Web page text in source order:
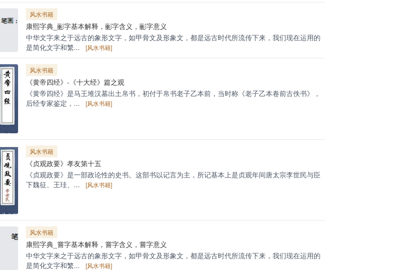
风水书籍
康熙字典_彨字基本解释，彨字含义，彨字意义
中华文字来之于远古的象形文字，如甲骨文及形象文，都是远古时代所流传下来，我们现在运用的
是简化文字和繁...
[风水书籍]
风水书籍
《黄帝四经》-《十大经》篇之观
《黄帝四经》是马王堆汉墓出土帛书，初付于帛书老子乙本前，当时称《老子乙本卷前古佚书》，
后经专家鉴定，...
[风水书籍]
风水书籍
《贞观政要》孝友第十五
《贞观政要》是一部政论性的史书。这部书以记言为主，所记基本上是贞观年间唐太宗李世民与臣
下魏征、王珪、...
[风水书籍]
风水书籍
康熙字典_嘗字基本解释，嘗字含义，嘗字意义
中华文字来之于远古的象形文字，如甲骨文及形象文，都是远古时代所流传下来，我们现在运用的
是简化文字和繁...
[风水书籍]